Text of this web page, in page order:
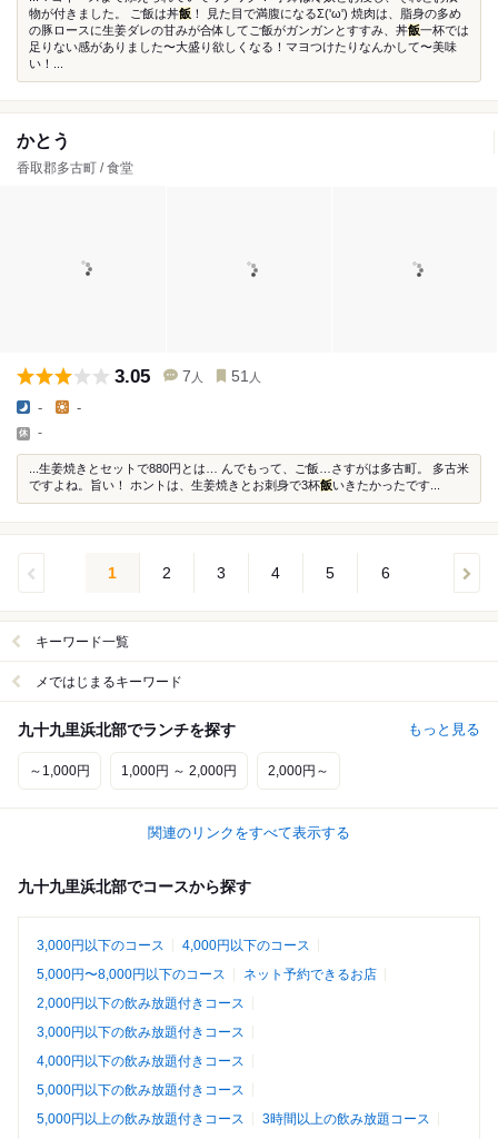
物が付きました。 ご飯は丼飯 ！ 見た目で満腹になるΣ('ω') 焼肉は、脂身の多め
の豚ロースに生姜ダレの甘みが合体してご飯がガンガンとすすみ、丼飯一杯では
足りない感がありました〜大盛り欲しくなる！マヨつけたりなんかして〜美味
い！...
かとう
香取郡多古町 / 食堂
3.05 7 人 51 人
- -
-
...生姜焼きとセットで880円とは… んでもって、ご飯…さすがは多古町。 多古米
ですよね。旨い！ ホントは、生姜焼きとお刺身で3杯飯いきたかったです...
1 2 3 4 5 6
キーワード一覧
メではじまるキーワード
九十九里浜北部でランチを探す もっと見る
～1,000円 1,000円 ～ 2,000円 2,000円～
関連のリンクをすべて表示する
九十九里浜北部でコースから探す
3,000円以下のコース
4,000円以下のコース
5,000円〜8,000円以下のコース
ネット予約できるお店
2,000円以下の飲み放題付きコース
3,000円以下の飲み放題付きコース
4,000円以下の飲み放題付きコース
5,000円以下の飲み放題付きコース
5,000円以上の飲み放題付きコース
3時間以上の飲み放題コース